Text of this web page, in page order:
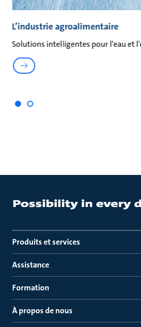
L’industrie agroalimentaire
Solutions intelligentes pour l'eau et
Produits et services
Assistance
Formation
À propos de nous